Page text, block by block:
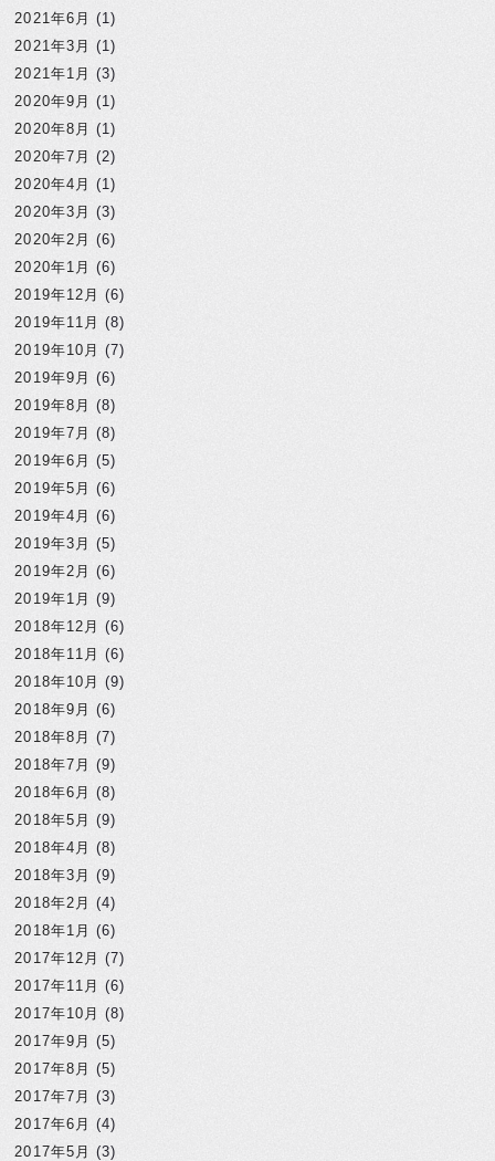
2021年6月 (1)
2021年3月 (1)
2021年1月 (3)
2020年9月 (1)
2020年8月 (1)
2020年7月 (2)
2020年4月 (1)
2020年3月 (3)
2020年2月 (6)
2020年1月 (6)
2019年12月 (6)
2019年11月 (8)
2019年10月 (7)
2019年9月 (6)
2019年8月 (8)
2019年7月 (8)
2019年6月 (5)
2019年5月 (6)
2019年4月 (6)
2019年3月 (5)
2019年2月 (6)
2019年1月 (9)
2018年12月 (6)
2018年11月 (6)
2018年10月 (9)
2018年9月 (6)
2018年8月 (7)
2018年7月 (9)
2018年6月 (8)
2018年5月 (9)
2018年4月 (8)
2018年3月 (9)
2018年2月 (4)
2018年1月 (6)
2017年12月 (7)
2017年11月 (6)
2017年10月 (8)
2017年9月 (5)
2017年8月 (5)
2017年7月 (3)
2017年6月 (4)
2017年5月 (3)